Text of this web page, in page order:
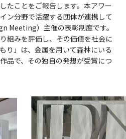
たことをご報告します。本アワー
ン分野で活躍する団体が連携して
Meeting）主催の表彰制度です。
組みを評価し、その価値を社会に
り」は、金属を用いて森林にいる
品で、その独自の発想が受賞につ